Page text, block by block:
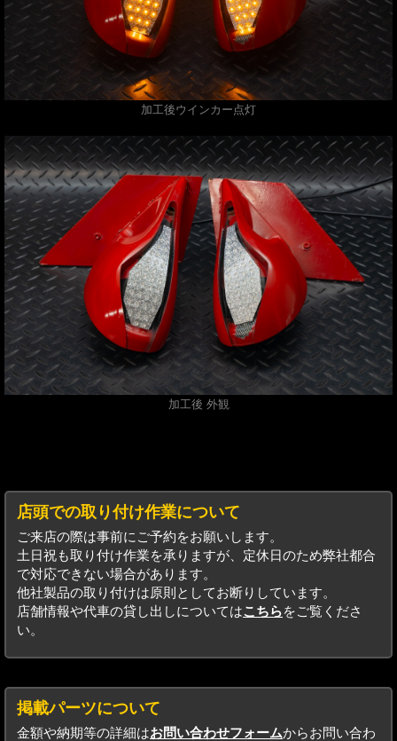
加工後ウインカー点灯
加工後 外観
店頭での取り付け作業について
ご来店の際は事前にご予約をお願いします。
土日祝も取り付け作業を承りますが、定休日のため弊社都合
で対応できない場合があります。
他社製品の取り付けは原則としてお断りしています。
店舗情報や代車の貸し出しについてはこちらをご覧くださ
い。
掲載パーツについて
金額や納期等の詳細はお問い合わせフォームからお問い合わ